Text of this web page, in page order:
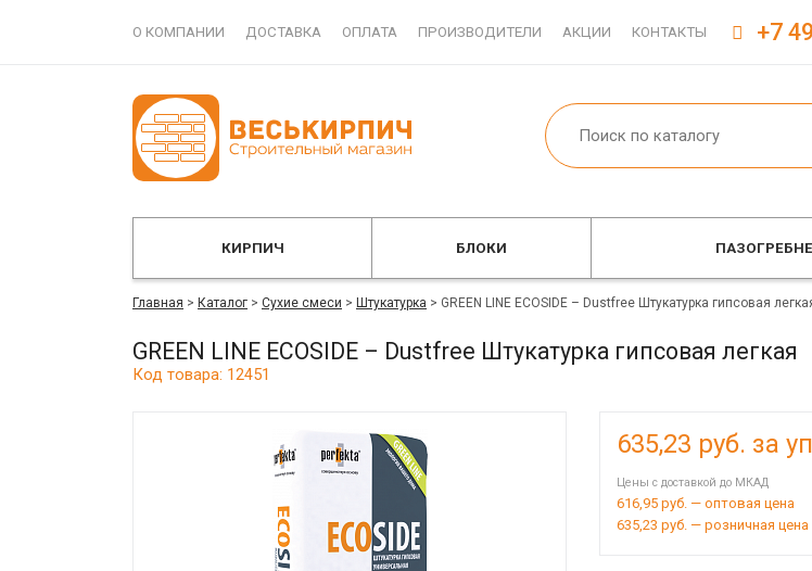
О КОМПАНИИ ДОСТАВКА ОПЛАТА ПРОИЗВОДИТЕЛИ АКЦИИ КОНТАКТЫ +7
КИРПИЧ БЛОКИ
Главная > Каталог > Сухие смеси > Штукатурка > GREEN LINE ECOSIDE – Dustfree Штукатурка гипсовая
GREEN LINE ECOSIDE – Dustfree Штукатурка гипсовая легкая
Код товара: 12451
635,23 руб. за
Цены с доставкой до МКАД
616,95 руб. — оптовая цена
635,23 руб. — розничная цена